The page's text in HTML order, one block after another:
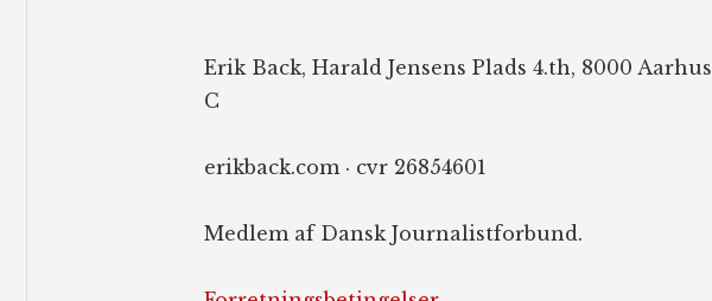
Erik Back, Harald Jensens Plads 4.th, 8000 Aarhus
C
erikback.com · cvr 26854601
Medlem af Dansk Journalistforbund.